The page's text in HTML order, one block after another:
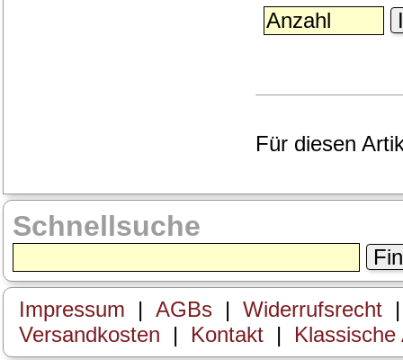
Für diesen
Schnellsuche
Impressum | AGBs | Widerrufsrecht
Versandkosten
| Kontakt |